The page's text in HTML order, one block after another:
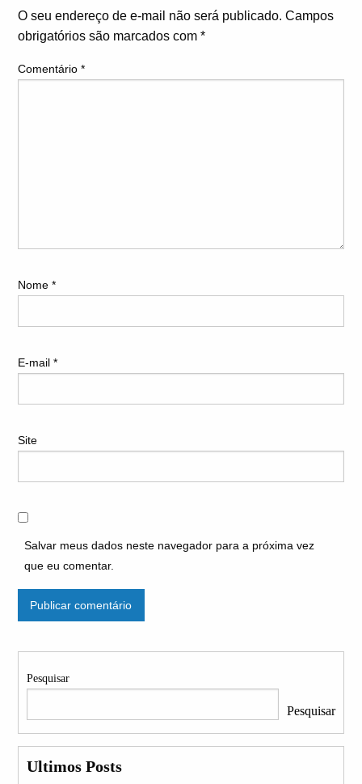
O seu endereço de e-mail não será publicado. Campos
obrigatórios são marcados com *
Comentário *
Nome *
E-mail *
Site
Salvar meus dados neste navegador para a próxima vez
que eu comentar.
Pesquisar
Pesquisar
Ultimos Posts